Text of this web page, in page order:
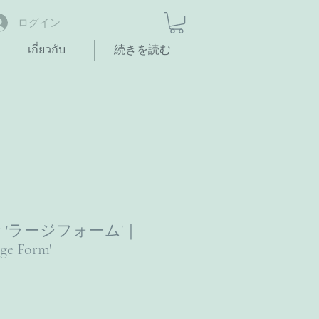
ログイン
เกี่ยวกับ 続きを読む
ージフォーム'｜
Form'